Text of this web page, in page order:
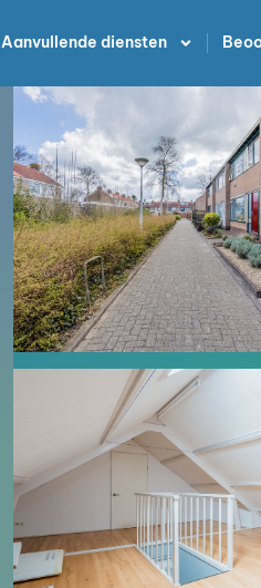
Aanvullende diensten